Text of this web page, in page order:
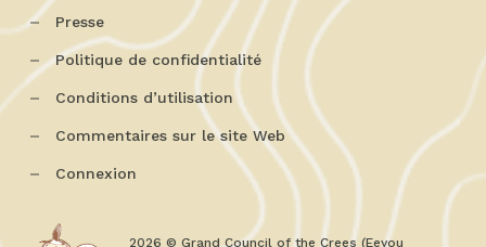
2026 © Grand Council of the Crees (Eeyou
Presse
Politique de confidentialité
Conditions d’utilisation
Commentaires sur le site Web
Connexion